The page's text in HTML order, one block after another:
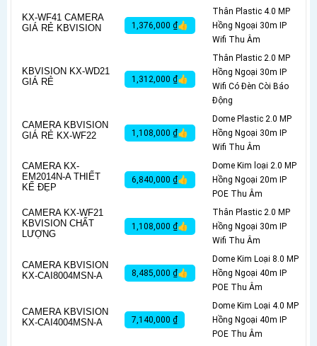
KX-WF41 CAMERA
GIÁ RẺ KBVISION
1,376,000 ₫👍
Thân Plastic 4.0 MP
Hồng Ngoại 30m IP
Wifi Thu Âm
KBVISION KX-WD21
GIÁ RẺ
1,312,000 ₫👍
Thân Plastic 2.0 MP
Hồng Ngoại 30m IP
Wifi Có Ðèn Còi Báo
Động
CAMERA KBVISION
GIÁ RẺ KX-WF22
1,108,000 ₫👍
Dome Plastic 2.0 MP
Hồng Ngoại 30m IP
Wifi Thu Âm
CAMERA KX-
EM2014N-A THIẾT
KẾ ĐẸP
6,840,000 ₫👍
Dome Kim loại 2.0 MP
Hồng Ngoại 20m IP
POE Thu Âm
CAMERA KX-WF21
KBVISION CHẤT
LƯỢNG
1,108,000 ₫👍
Thân Plastic 2.0 MP
Hồng Ngoại 30m IP
Wifi Thu Âm
CAMERA KBVISION
KX-CAI8004MSN-A
8,485,000 ₫👍
Dome Kim Loại 8.0 MP
Hồng Ngoại 40m IP
POE Thu Âm
CAMERA KBVISION
KX-CAI4004MSN-A
7,140,000 ₫
Dome Kim Loại 4.0 MP
Hồng Ngoại 40m IP
POE Thu Âm